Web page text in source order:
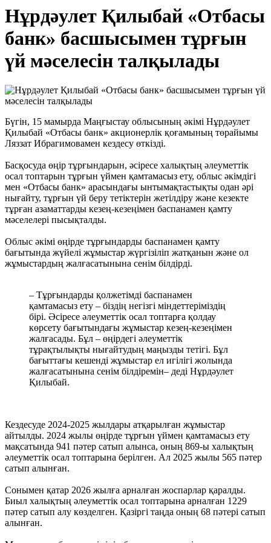
Нұрдәулет Қилыбай «Отбасы
банк» басшысымен тұрғын
үй мәселесін талқылады
Бүгін, 15 мамырда Маңғыстау облысының әкімі Нұрдәулет
Қилыбай «Отбасы банк» акционерлік қоғамының төрайымы
Ляззат Ибрагимовамен кездесу өткізді.
Басқосуда өңір тұрғындарын, әсіресе халықтың әлеуметтік
осал топтарын тұрғын үймен қамтамасыз ету, облыс әкімдігі
мен «Отбасы банк» арасындағы ынтымақтастықты одан әрі
нығайту, тұрғын үй беру тетіктерін жетілдіру және кезекте
тұрған азаматтарды кезең-кезеңімен баспанамен қамту
мәселелері пысықталды.
Облыс әкімі өңірде тұрғындарды баспанамен қамту
бағытында жүйелі жұмыстар жүргізіліп жатқанын және ол
жұмыстардың жалғасатынына сенім білдірді.
– Тұрғындарды қолжетімді баспанамен
қамтамасыз ету – біздің негізгі міндеттеріміздің
бірі. Әсіресе әлеуметтік осал топтарға қолдау
көрсету бағытындағы жұмыстар кезең-кезеңімен
жалғасады. Бұл – өңірдегі әлеуметтік
тұрақтылықты нығайтудың маңызды тетігі. Бұл
бағыттағы кешенді жұмыстар ел игілігі жолында
жалғасатынына сенім білдіремін– деді Нұрдәулет
Қилыбай.
Кездесуде 2024-2025 жылдары атқарылған жұмыстар
айтылды. 2024 жылы өңірде тұрғын үймен қамтамасыз ету
мақсатында 941 пәтер сатып алынса, оның 869-ы халықтың
әлеуметтік осал топтарына берілген. Ал 2025 жылы 565 пәтер
сатып алынған.
Сонымен қатар 2026 жылға арналған жоспарлар қаралды.
Биыл халықтың әлеуметтік осал топтарына арналған 1229
пәтер сатып алу көзделген. Қазіргі таңда оның 68 пәтері сатып
алынған.